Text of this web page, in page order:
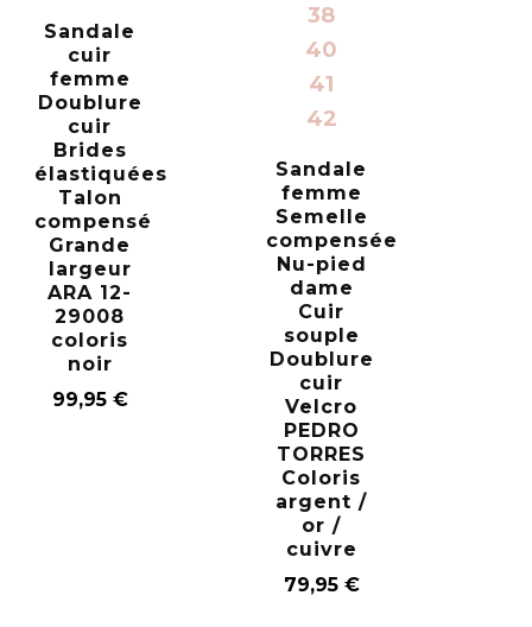
Sandale
cuir
femme
Doublure
cuir
Brides
élastiquées
Talon
compensé
Grande
largeur
ARA 12-
29008
coloris
noir
99,95 €
38
40
41
42
Sandale
femme
Semelle
compensée
Nu-pied
dame
Cuir
souple
Doublure
cuir
Velcro
PEDRO
TORRES
Coloris
argent /
or /
cuivre
79,95 €